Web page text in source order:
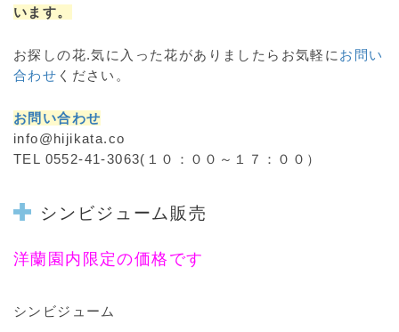
います。
お探しの花.気に入った花がありましたらお気軽に お問い
合わせ ください。
お問い合わせ
info@hijikata.co
TEL 0552-41-3063(１０：００～１７：００）
シンビジューム販売
洋蘭園内限定の価格です
シンビジューム